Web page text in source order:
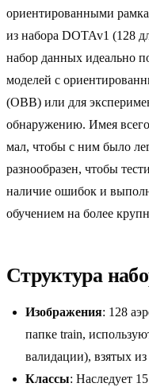
ориентированными
из набора DOTAv1 (128
набор данных идеально
моделей с
(OBB) или для
обнаружению. Имея
мал, чтобы с ним было
разнообразен, чтобы
наличие ошибок и
обучением на более
Структура
Изображения: 128
папке train,
валидации), взятых
Классы: Наследует